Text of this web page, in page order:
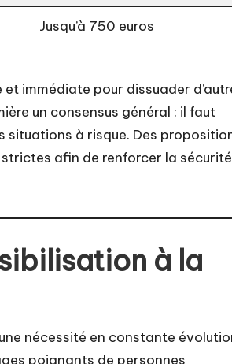
Jusqu’à 750 euros
immédiate pour dissuader
un consensus général : il faut
situations à risque. Des
afin de renforcer la sécurité
à la
nécessité en constante
poignants de personnes